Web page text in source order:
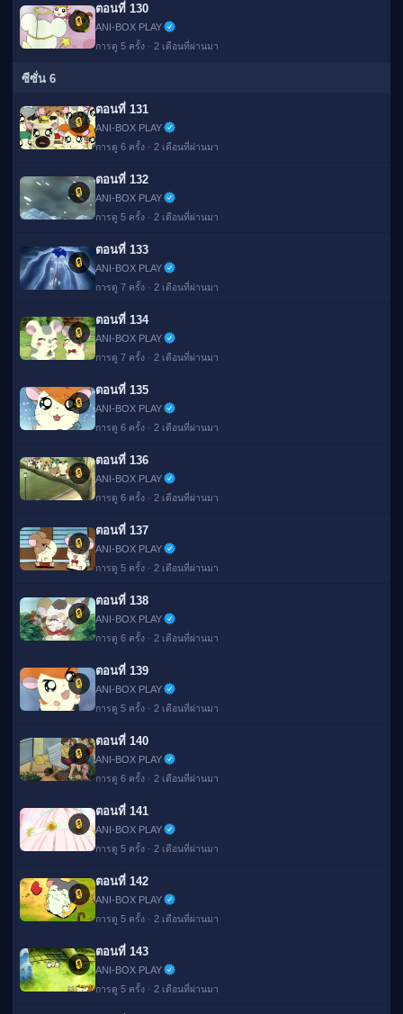
🔒
ตอนที่ 130
ANI-BOX PLAY
การดู 5 ครั้ง · 2 เดือนที่ผ่านมา
ซีซั่น 6
🔒
ตอนที่ 131
ANI-BOX PLAY
การดู 6 ครั้ง · 2 เดือนที่ผ่านมา
🔒
ตอนที่ 132
ANI-BOX PLAY
การดู 5 ครั้ง · 2 เดือนที่ผ่านมา
🔒
ตอนที่ 133
ANI-BOX PLAY
การดู 7 ครั้ง · 2 เดือนที่ผ่านมา
🔒
ตอนที่ 134
ANI-BOX PLAY
การดู 7 ครั้ง · 2 เดือนที่ผ่านมา
🔒
ตอนที่ 135
ANI-BOX PLAY
การดู 6 ครั้ง · 2 เดือนที่ผ่านมา
🔒
ตอนที่ 136
ANI-BOX PLAY
การดู 6 ครั้ง · 2 เดือนที่ผ่านมา
🔒
ตอนที่ 137
ANI-BOX PLAY
การดู 5 ครั้ง · 2 เดือนที่ผ่านมา
🔒
ตอนที่ 138
ANI-BOX PLAY
การดู 6 ครั้ง · 2 เดือนที่ผ่านมา
🔒
ตอนที่ 139
ANI-BOX PLAY
การดู 5 ครั้ง · 2 เดือนที่ผ่านมา
🔒
ตอนที่ 140
ANI-BOX PLAY
การดู 6 ครั้ง · 2 เดือนที่ผ่านมา
🔒
ตอนที่ 141
ANI-BOX PLAY
การดู 5 ครั้ง · 2 เดือนที่ผ่านมา
🔒
ตอนที่ 142
ANI-BOX PLAY
การดู 5 ครั้ง · 2 เดือนที่ผ่านมา
🔒
ตอนที่ 143
ANI-BOX PLAY
การดู 5 ครั้ง · 2 เดือนที่ผ่านมา